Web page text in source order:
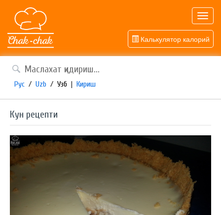
Калькулятор калорий
Рус / Uzb / Узб | Кириш
Кун рецепти